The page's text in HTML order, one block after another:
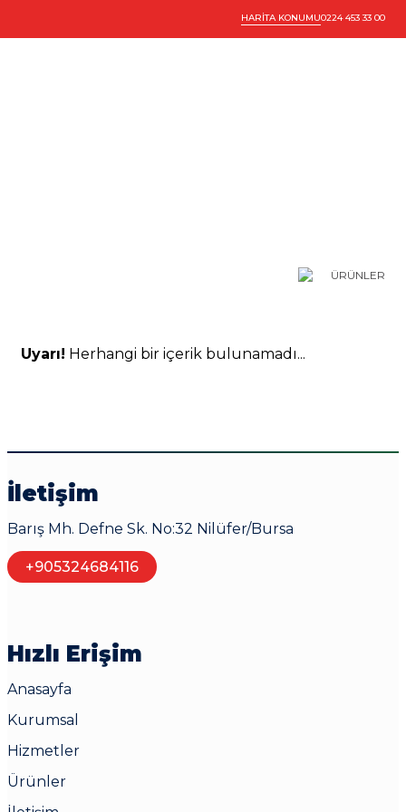
HARİTA KONUMU0224 453 33 00
ÜRÜNLER
Uyarı! Herhangi bir içerik bulunamadı...
İletişim
Barış Mh. Defne Sk. No:32 Nilüfer/Bursa
+905324684116
Hızlı Erişim
Anasayfa
Kurumsal
Hizmetler
Ürünler